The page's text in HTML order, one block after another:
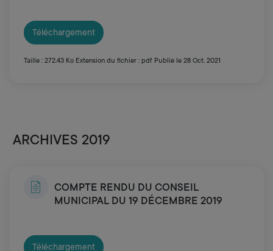
Téléchargement
Taille : 272.43 Ko Extension du fichier : pdf Publié le 28 Oct. 2021
ARCHIVES 2019
COMPTE RENDU DU CONSEIL
MUNICIPAL DU 19 DÉCEMBRE 2019
Téléchargement